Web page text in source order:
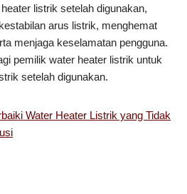
listrik setelah digunakan,
arus listrik, menghemat
menjaga keselamatan pengguna.
pemilik water heater listrik untuk
setelah digunakan.
Water Heater Listrik yang Tidak